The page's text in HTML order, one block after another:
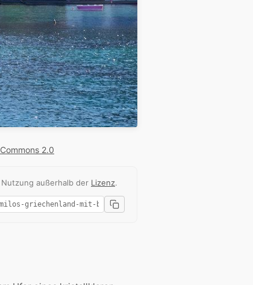
2.0
außerhalb der Lizenz.